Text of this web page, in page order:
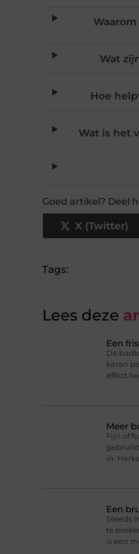
Wat
Hoe
Wat is het
Goed artikel? Deel
X (Twitter)
Tags:
Lees deze
Een
De
keren
effect
Meer
Fijn of
in.
Een
Steeds
te
is een